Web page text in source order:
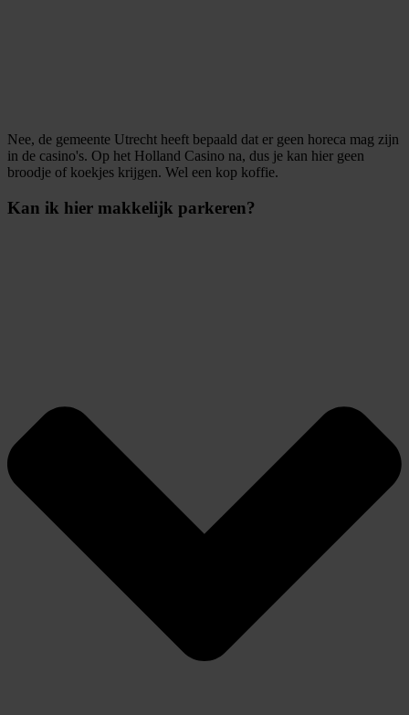
Nee, de gemeente Utrecht heeft bepaald dat er geen horeca mag zijn
in de casino's. Op het Holland Casino na, dus je kan hier geen
broodje of koekjes krijgen. Wel een kop koffie.
Kan ik hier makkelijk parkeren?